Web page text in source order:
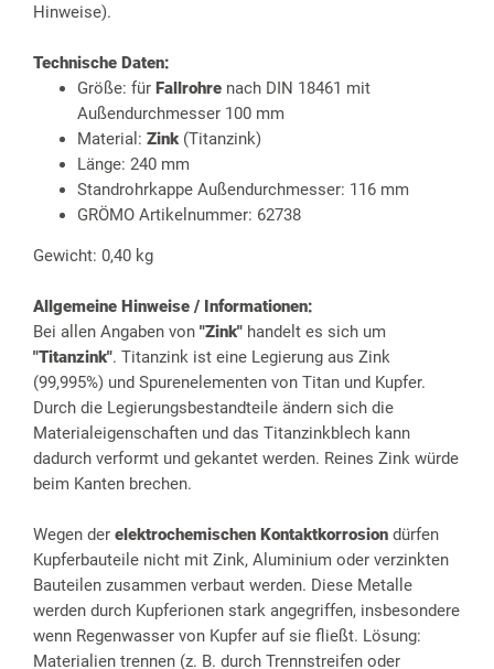
Hinweise).
Technische Daten:
Größe: für Fallrohre nach DIN 18461 mit
Außendurchmesser 100 mm
Material: Zink(Titanzink)
Länge: 240 mm
Standrohrkappe Außendurchmesser: 116 mm
GRÖMO Artikelnummer: 62738
Gewicht: 0,40 kg
Allgemeine Hinweise / Informationen:
Bei allen Angaben von "Zink" handelt es sich um
"Titanzink". Titanzink ist eine Legierung aus Zink
(99,995%) und Spurenelementen von Titan und Kupfer.
Durch die Legierungsbestandteile ändern sich die
Materialeigenschaften und das Titanzinkblech kann
dadurch verformt und gekantet werden. Reines Zink würde
beim Kanten brechen.
Wegen der elektrochemischen Kontaktkorrosion dürfen
Kupferbauteile nicht mit Zink, Aluminium oder verzinkten
Bauteilen zusammen verbaut werden. Diese Metalle
werden durch Kupferionen stark angegriffen, insbesondere
wenn Regenwasser von Kupfer auf sie fließt. Lösung:
Materialien trennen (z. B. durch Trennstreifen oder